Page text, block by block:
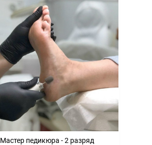
Мастер педикюра - 2 разряд